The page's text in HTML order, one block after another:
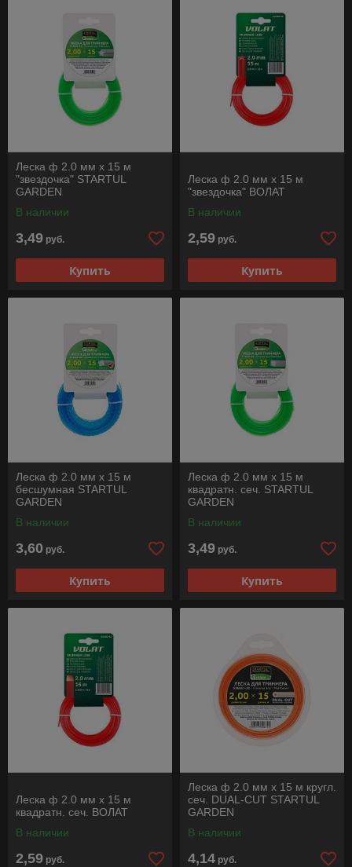
Леска ф 2.0 мм х 15 м
"звездочка" STARTUL
GARDEN
В наличии
3,49 руб.
Купить
Леска ф 2.0 мм х 15 м
"звездочка" ВОЛАТ
В наличии
2,59 руб.
Купить
Леска ф 2.0 мм х 15 м
бесшумная STARTUL
GARDEN
В наличии
3,60 руб.
Купить
Леска ф 2.0 мм х 15 м
квадратн. сеч. STARTUL
GARDEN
В наличии
3,49 руб.
Купить
Леска ф 2.0 мм х 15 м
квадратн. сеч. ВОЛАТ
В наличии
2,59 руб.
Леска ф 2.0 мм х 15 м кругл.
сеч. DUAL-CUT STARTUL
GARDEN
В наличии
4,14 руб.